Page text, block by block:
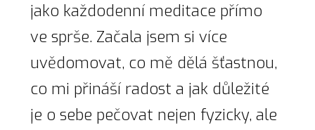
jako každodenní meditace přímo
ve sprše. Začala jsem si více
uvědomovat, co mě dělá šťastnou,
co mi přináší radost a jak důležité
je o sebe pečovat nejen fyzicky, ale